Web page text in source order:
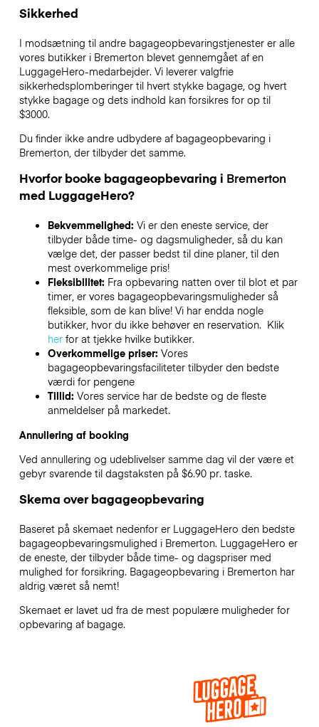
Sikkerhed
I modsætning til andre bagageopbevaringstjenesterer alle
vores butikker i Bremertonblevet gennemgået af en
LuggageHero-medarbejder. Vi leverer valgfrie
sikkerhedsplomberinger til hvert stykke bagage, og hvert
stykke bagage og dets indhold kan forsikres for op til
$3000.
Du finder ikke andre udbydere af bagageopbevaring i
Bremerton, der tilbyder det samme.
Hvorfor booke bagageopbevaring i Bremerton
med LuggageHero?
Bekvemmelighed: Vi er den eneste service, der
tilbyder både time- og dagsmuligheder, så du kan
vælge det, der passer bedst til dine planer, til den
mest overkommelige pris!
Fleksibilitet: Fra opbevaring natten over til blot et par
timer, er vores bagageopbevaringsmuligheder så
fleksible, som de kan blive! Vi har endda nogle
butikker, hvor du ikke behøver en reservation. Klik
herfor at tjekke hvilke butikker.
Overkommelige priser: Vores
bagageopbevaringsfaciliteter tilbyder den bedste
værdi for pengene
Tillid: Vores service har de bedste og de fleste
anmeldelser på markedet.
Annullering af booking
Ved annullering og udeblivelser samme dag vil der være et
gebyr svarende til dagstaksten på $6.90 pr. taske.
Skema over bagageopbevaring
Baseret på skemaet nedenfor er LuggageHero den bedste
bagageopbevaringsmulighed i Bremerton. LuggageHero er
de eneste, der tilbyder både time- og dagspriser med
mulighed for forsikring. Bagageopbevaring i Bremertonhar
aldrig været så nemt!
Skemaet er lavet ud fra de mest populære muligheder for
opbevaring af bagage.